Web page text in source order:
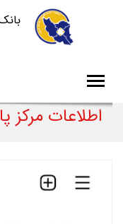
اطلاعات مرکز